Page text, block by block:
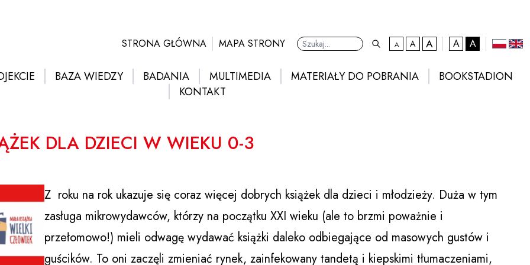
STRONA GŁÓWNA MAPA STRONY Ustawienia Adomyślna czcionka
Awiększa czcionka
Anajwiększa czcionka
A kontrast domyślny
A polski
BAZA WIEDZY BADANIA MULTIMEDIA MATERIAŁY DO POBRANIA
BOOKSTADION
KONTAKT
DLA DZIECI W WIEKU 0-3
Z roku na rok ukazuje się coraz więcej dobrych książek dla dzieci i młodzieży. Duża w tym
zasługa mikrowydawców, którzy na początku XXI wieku (ale to brzmi poważnie i
przełomowo!) mieli odwagę wydawać książki daleko odbiegające od masowych gustów i
guścików. To oni zaczęli zmieniać rynek, zainfekowany tandetą i kiepskimi tłumaczeniami,